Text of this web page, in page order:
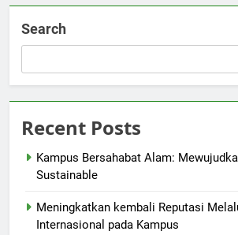
Search
Recent Posts
Kampus Bersahabat Alam:
Sustainable
Meningkatkan kembali Reputasi
Internasional pada Kampus